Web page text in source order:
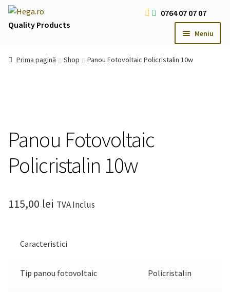
Sari
la
Sari
la
Quality Products
0764 07 07 07
Meniu
Iluminat LED
Iluminat Arhitectural & Biserici
Prima pagină Shop Panou Fotovoltaic Policristalin 10w
Panou Fotovoltaic
Policristalin 10w
115,00 lei TVA Inclus
Caracteristici
Tip panou fotovoltaic Policristalin